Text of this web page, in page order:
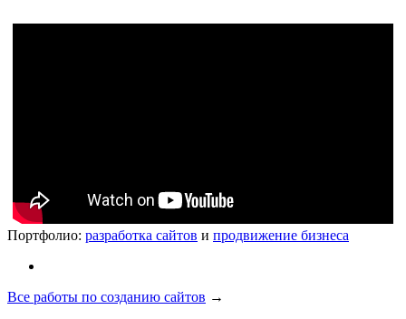
Портфолио: разработка сайтов и продвижение бизнеса
Все работы по созданию сайтов →